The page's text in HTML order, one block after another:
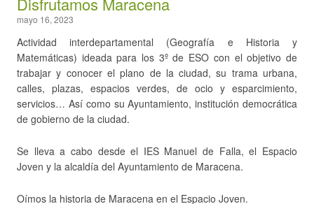
mayo 16, 2023
Actividad interdepartamental (Geografía e Historia y
Matemáticas) ideada para los 3º de ESO con el objetivo de
trabajar y conocer el plano de la ciudad, su trama urbana,
calles, plazas, espacios verdes, de ocio y esparcimiento,
servicios… Así como su Ayuntamiento, institución democrática
de gobierno de la ciudad.
Se lleva a cabo desde el IES Manuel de Falla, el Espacio
Joven y la alcaldía del Ayuntamiento de Maracena.
Oímos la historia de Maracena en el Espacio Joven.